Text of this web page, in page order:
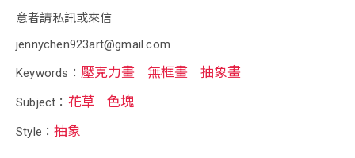
意者請私訊或來信
jennychen923art@gmail.com
Keywords： 壓克力畫 無框畫 抽象畫
Subject： 花草 色塊
Style：抽象